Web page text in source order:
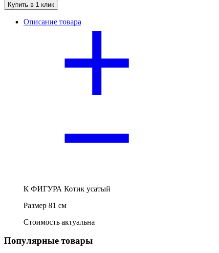
Купить в 1 клик
Описание товара
К ФИГУРА Котик усатый
Размер 81 см
Стоимость актуальна
Популярные товары